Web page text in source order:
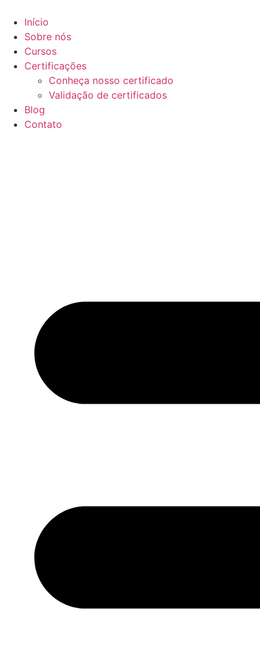
para
conteúdo
Início
Sobre nós
Cursos
Certificações
Conheça nosso certificado
Validação de certificados
Blog
Contato